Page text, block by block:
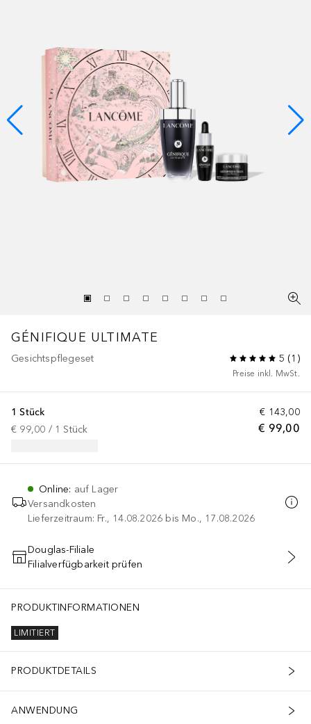
GÉNIFIQUE ULTIMATE
Gesichtspflegeset 5 (1 )
Preise inkl. MwSt.
€ 143,00
€ 99,00
1 Stück
€ 99,00 / 1 Stück
Online: auf Lager
Versandkosten
Lieferzeitraum: Fr., 14.08.2026 bis Mo., 17.08.2026
IN DEN WARENKORB
Douglas-Filiale
Filialverfügbarkeit prüfen
PRODUKTINFORMATIONEN
LIMITIERT
PRODUKTDETAILS
ANWENDUNG